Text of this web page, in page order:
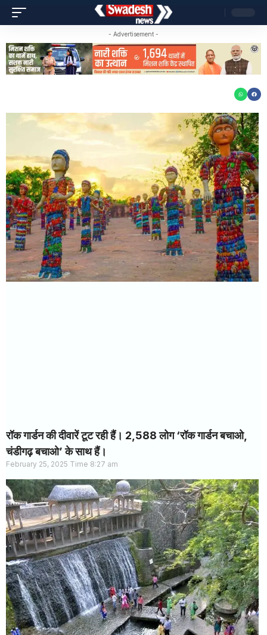
- Advertisement -
रॉक गार्डन की दीवारें टूट रही हैं। 2,588 लोग ‘रॉक गार्डन बचाओ,
चंडीगढ़ बचाओ’ के साथ हैं।
February 25, 2025 8:27 am